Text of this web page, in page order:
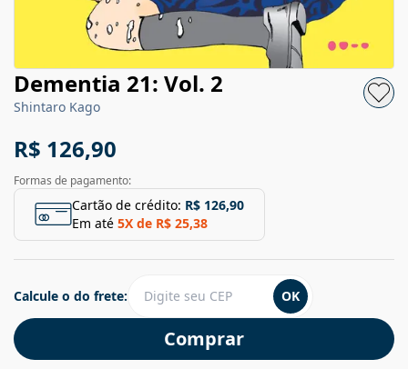
Dementia 21: Vol. 2
Shintaro Kago
R$ 126,90
Formas de pagamento:
Cartão de crédito: R$ 126,90
Em até 5X de R$ 25,38
Comprar
Calcule o do frete: OK